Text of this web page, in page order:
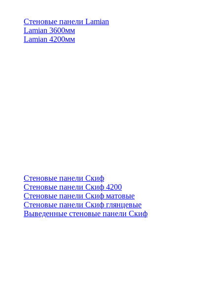
Стеновые панели Lamian
Lamian 3600мм
Lamian 4200мм
Стеновые панели Скиф
Стеновые панели Скиф 4200
Стеновые панели Скиф матовые
Стеновые панели Скиф глянцевые
Выведенные стеновые панели Скиф